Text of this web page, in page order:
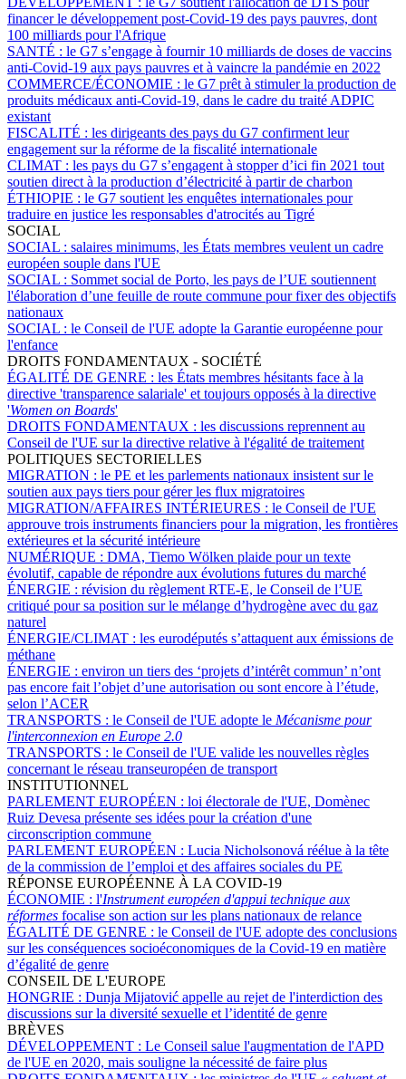
financer le développement post-Covid-19 des pays pauvres, dont
100 milliards pour l'Afrique
SANTÉ : le G7 s’engage à fournir 10 milliards de doses de vaccins
anti-Covid-19 aux pays pauvres et à vaincre la pandémie en 2022
COMMERCE/ÉCONOMIE : le G7 prêt à stimuler la production de
produits médicaux anti-Covid-19, dans le cadre du traité ADPIC
existant
FISCALITÉ : les dirigeants des pays du G7 confirment leur
engagement sur la réforme de la fiscalité internationale
CLIMAT : les pays du G7 s’engagent à stopper d’ici fin 2021 tout
soutien direct à la production d’électricité à partir de charbon
ÉTHIOPIE : le G7 soutient les enquêtes internationales pour
traduire en justice les responsables d'atrocités au Tigré
SOCIAL
SOCIAL : salaires minimums, les États membres veulent un cadre
européen souple dans l'UE
SOCIAL : Sommet social de Porto, les pays de l’UE soutiennent
l'élaboration d’une feuille de route commune pour fixer des objectifs
nationaux
SOCIAL : le Conseil de l'UE adopte la Garantie européenne pour
l'enfance
DROITS FONDAMENTAUX - SOCIÉTÉ
ÉGALITÉ DE GENRE : les États membres hésitants face à la
directive 'transparence salariale' et toujours opposés à la directive
'Women on Boards'
DROITS FONDAMENTAUX : les discussions reprennent au
Conseil de l'UE sur la directive relative à l'égalité de traitement
POLITIQUES SECTORIELLES
MIGRATION : le PE et les parlements nationaux insistent sur le
soutien aux pays tiers pour gérer les flux migratoires
MIGRATION/AFFAIRES INTÉRIEURES : le Conseil de l'UE
approuve trois instruments financiers pour la migration, les frontières
extérieures et la sécurité intérieure
NUMÉRIQUE : DMA, Tiemo Wölken plaide pour un texte
évolutif, capable de répondre aux évolutions futures du marché
ÉNERGIE : révision du règlement RTE-E, le Conseil de l’UE
critiqué pour sa position sur le mélange d’hydrogène avec du gaz
naturel
ÉNERGIE/CLIMAT : les eurodéputés s’attaquent aux émissions de
méthane
ÉNERGIE : environ un tiers des ‘projets d’intérêt commun’ n’ont
pas encore fait l’objet d’une autorisation ou sont encore à l’étude,
selon l’ACER
TRANSPORTS : le Conseil de l'UE adopte le Mécanisme pour
l'interconnexion en Europe 2.0
TRANSPORTS : le Conseil de l'UE valide les nouvelles règles
concernant le réseau transeuropéen de transport
INSTITUTIONNEL
PARLEMENT EUROPÉEN : loi électorale de l'UE, Domènec
Ruiz Devesa présente ses idées pour la création d'une
circonscription commune
PARLEMENT EUROPÉEN : Lucia Nicholsonová réélue à la tête
de la commission de l’emploi et des affaires sociales du PE
RÉPONSE EUROPÉENNE À LA COVID-19
ÉCONOMIE : l'Instrument européen d'appui technique aux
réformes focalise son action sur les plans nationaux de relance
ÉGALITÉ DE GENRE : le Conseil de l'UE adopte des conclusions
sur les conséquences socioéconomiques de la Covid-19 en matière
d’égalité de genre
CONSEIL DE L'EUROPE
HONGRIE : Dunja Mijatović appelle au rejet de l'interdiction des
discussions sur la diversité sexuelle et l’identité de genre
BRÈVES
DÉVELOPPEMENT : Le Conseil salue l'augmentation de l'APD
de l'UE en 2020, mais souligne la nécessité de faire plus